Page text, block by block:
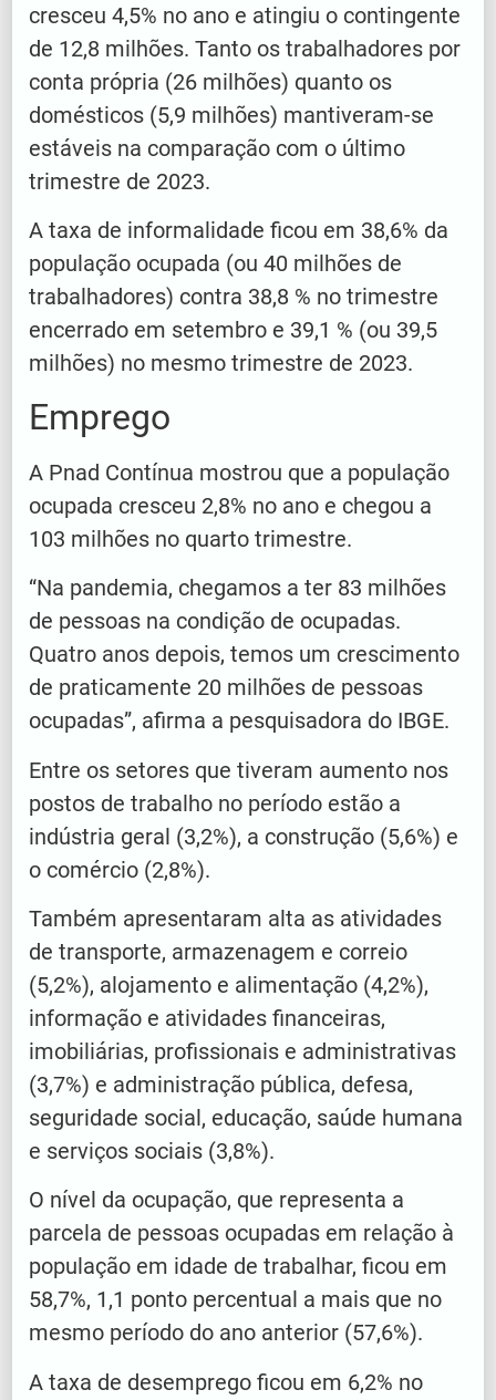
cresceu 4,5% no ano e atingiu o contingente
de 12,8 milhões. Tanto os trabalhadores por
conta própria (26 milhões) quanto os
domésticos (5,9 milhões) mantiveram-se
estáveis na comparação com o último
trimestre de 2023.
A taxa de informalidade ficou em 38,6% da
população ocupada (ou 40 milhões de
trabalhadores) contra 38,8 % no trimestre
encerrado em setembro e 39,1 % (ou 39,5
milhões) no mesmo trimestre de 2023.
Emprego
A Pnad Contínua mostrou que a população
ocupada cresceu 2,8% no ano e chegou a
103 milhões no quarto trimestre.
“Na pandemia, chegamos a ter 83 milhões
de pessoas na condição de ocupadas.
Quatro anos depois, temos um crescimento
de praticamente 20 milhões de pessoas
ocupadas”, afirma a pesquisadora do IBGE.
Entre os setores que tiveram aumento nos
postos de trabalho no período estão a
indústria geral (3,2%), a construção (5,6%) e
o comércio (2,8%).
Também apresentaram alta as atividades
de transporte, armazenagem e correio
(5,2%), alojamento e alimentação (4,2%),
informação e atividades financeiras,
imobiliárias, profissionais e administrativas
(3,7%) e administração pública, defesa,
seguridade social, educação, saúde humana
e serviços sociais (3,8%).
O nível da ocupação, que representa a
parcela de pessoas ocupadas em relação à
população em idade de trabalhar, ficou em
58,7%, 1,1 ponto percentual a mais que no
mesmo período do ano anterior (57,6%).
A taxa de desemprego ficou em 6,2% no